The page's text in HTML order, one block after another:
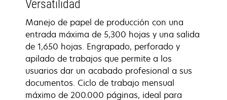
Versatilidad
Manejo de papel de producción con una
entrada máxima de 5,300 hojas y una salida
de 1,650 hojas. Engrapado, perforado y
apilado de trabajos que permite a los
usuarios dar un acabado profesional a sus
documentos. Ciclo de trabajo mensual
máximo de 200.000 páginas, ideal para